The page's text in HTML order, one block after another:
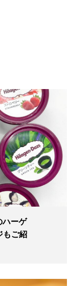
ハーゲ
もご紹